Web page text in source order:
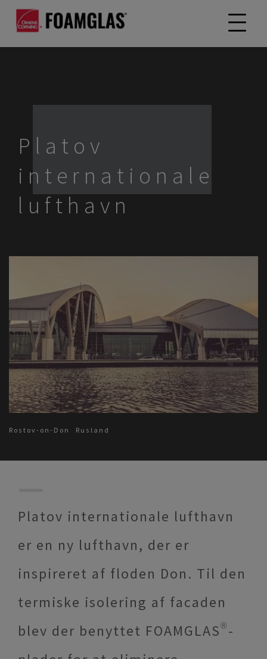
Platov
internationale
lufthavn
Rostov-on-Don Rusland
Platov internationale lufthavn
er en ny lufthavn, der er
inspireret af floden Don. Til den
termiske isolering af facaden
blev der benyttet FOAMGLAS®-